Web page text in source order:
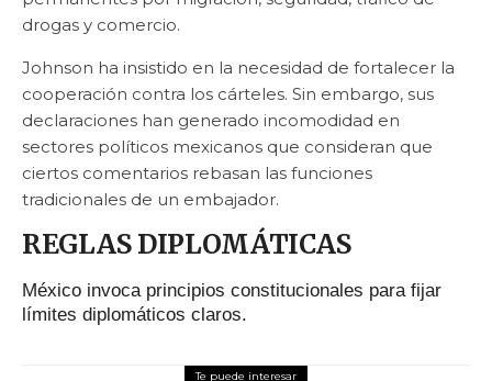
drogas y comercio.
Johnson ha insistido en la necesidad de fortalecer la
cooperación contra los cárteles. Sin embargo, sus
declaraciones han generado incomodidad en
sectores políticos mexicanos que consideran que
ciertos comentarios rebasan las funciones
tradicionales de un embajador.
REGLAS DIPLOMÁTICAS
México invoca principios constitucionales para fijar
límites diplomáticos claros.